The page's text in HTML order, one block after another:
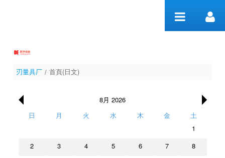
首頁(日文)
刃量具厂 / 首頁(日文)
8月 2026
日
月 火 水 木 金
土
1
2
3 4 5 6 7
8